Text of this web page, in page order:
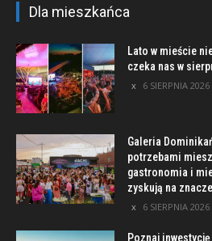
Dla mieszkańca
Lato w mieście
czeka nas w
6 SIERPNIA 2026
Galeria
potrzebami
gastronomia i
zyskują na
6 SIERPNIA 2026
Poznaj